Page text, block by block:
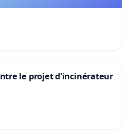
le projet d'incinérateur